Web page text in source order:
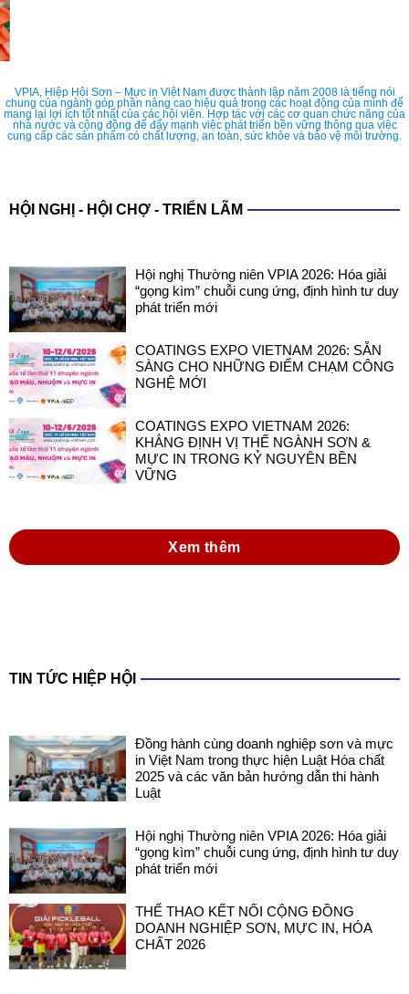
VPIA, Hiệp Hội Sơn – Mực in Việt Nam được thành lập năm 2008 là tiếng nói
chung của ngành góp phần nâng cao hiệu quả trong các hoạt động của mình để
mang lại lợi ích tốt nhất của các hội viên. Hợp tác với các cơ quan chức năng của
nhà nước và cộng đồng để đẩy mạnh việc phát triển bền vững thông qua việc
cung cấp các sản phẩm có chất lượng, an toàn, sức khỏe và bảo vệ môi trường.
HỘI NGHỊ - HỘI CHỢ - TRIỂN LÃM
Hội nghị Thường niên VPIA 2026: Hóa giải
“gọng kìm” chuỗi cung ứng, định hình tư duy
phát triển mới
COATINGS EXPO VIETNAM 2026: SẴN
SÀNG CHO NHỮNG ĐIỂM CHẠM CÔNG
NGHỆ MỚI
COATINGS EXPO VIETNAM 2026:
KHẲNG ĐỊNH VỊ THẾ NGÀNH SƠN &
MỰC IN TRONG KỶ NGUYÊN BỀN
VỮNG
Xem thêm
TIN TỨC HIỆP HỘI
Đồng hành cùng doanh nghiệp sơn và mực
in Việt Nam trong thực hiện Luật Hóa chất
2025 và các văn bản hướng dẫn thi hành
Luật
Hội nghị Thường niên VPIA 2026: Hóa giải
“gọng kìm” chuỗi cung ứng, định hình tư duy
phát triển mới
THỂ THAO KẾT NỐI CỘNG ĐỒNG
DOANH NGHIỆP SƠN, MỰC IN, HÓA
CHẤT 2026